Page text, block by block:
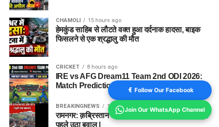
CHAMOLI 15 hours ago
हेमकुंड साहिब से लौटते वक्त हुआ दर्दनाक हादसा, बाइक
फिसलने से एक श्रद्धालु की मौत
CRICKET 8 hours ago
IRE vs AFG Dream11 Team 2nd ODI 2026:
Match Prediction, Pitch Report & Playing 11
BREAKINGNEWS 1 year ago
रामनगर: क़ब्रिस्तान की ज़मीन को लेकर विवाद, दफनाने से
पहले उठा बवाल |
Follow Our Facebook
Join Our WhatsApp Channel